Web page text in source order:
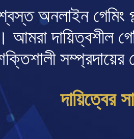
অনলাইন গেমিং
দায়িত্বশীল
দায়িত্বের